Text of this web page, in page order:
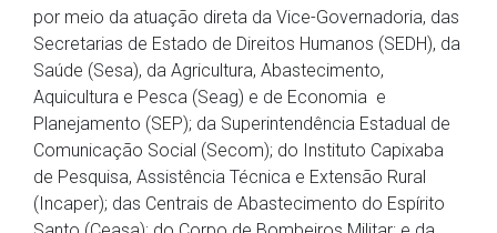
por meio da atuação direta da Vice-Governadoria, das
Secretarias de Estado de Direitos Humanos (SEDH), da
Saúde (Sesa), da Agricultura, Abastecimento,
Aquicultura e Pesca (Seag) e de Economia e
Planejamento (SEP); da Superintendência Estadual de
Comunicação Social (Secom); do Instituto Capixaba
de Pesquisa, Assistência Técnica e Extensão Rural
(Incaper); das Centrais de Abastecimento do Espírito